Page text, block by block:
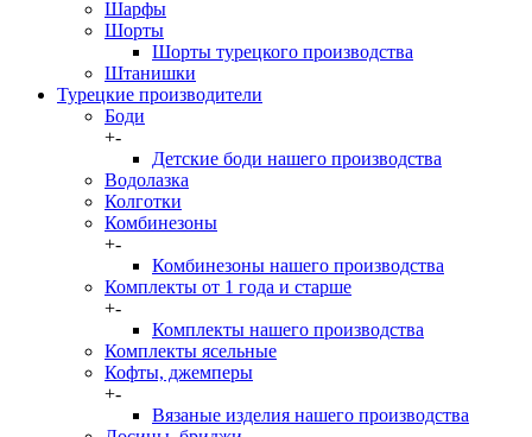
Шарфы
Шорты
Шорты турецкого производства
Штанишки
Турецкие производители
Боди
+-
Детские боди нашего производства
Водолазка
Колготки
Комбинезоны
+-
Комбинезоны нашего производства
Комплекты от 1 года и старше
+-
Комплекты нашего производства
Комплекты ясельные
Кофты, джемперы
+-
Вязаные изделия нашего производства